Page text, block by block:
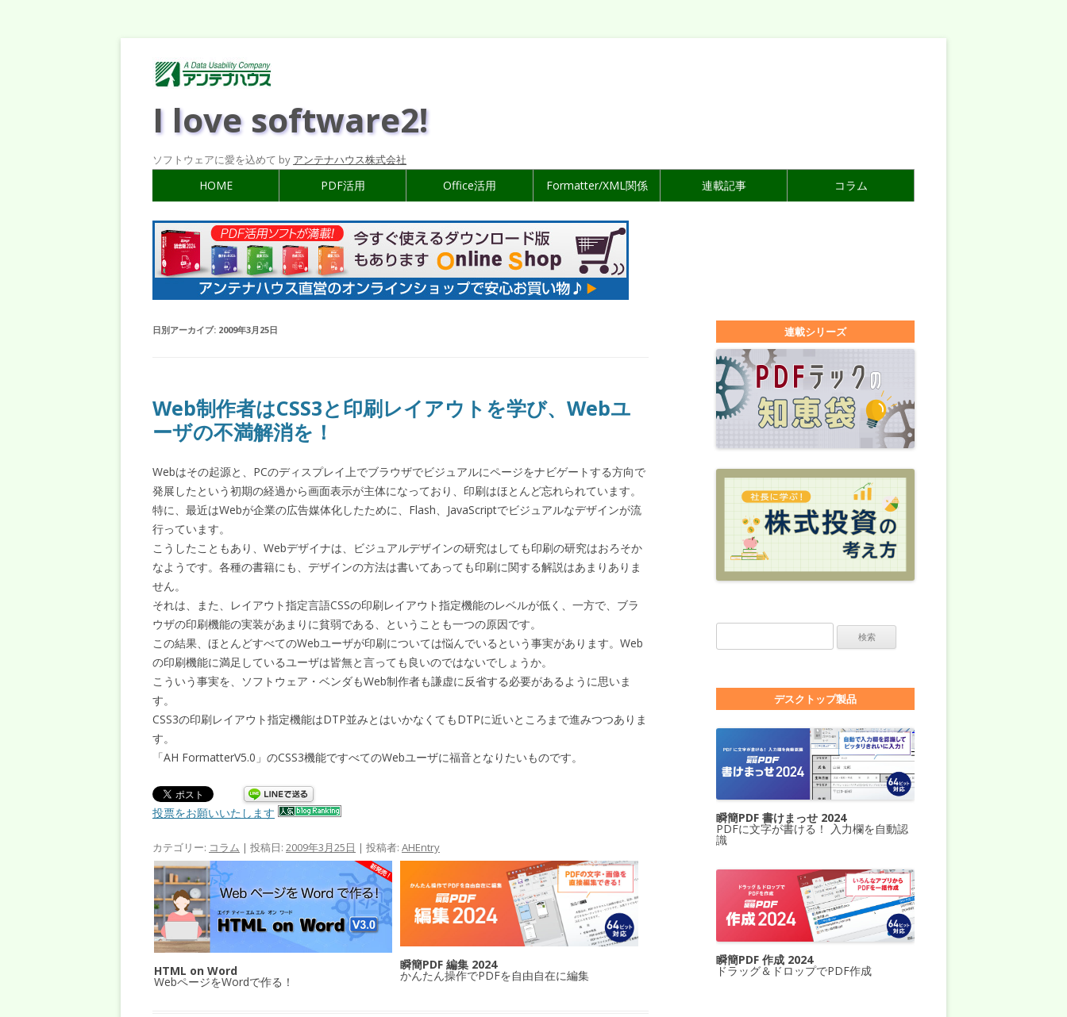
I love software2!
ソフトウェアに愛を込めて by アンテナハウス株式会社
HOME PDF活用 Office活用 Formatter/XML関係 連載記事 コラム
日別アーカイブ: 2009年3月25日
Web制作者はCSS3と印刷レイアウトを学び、Webユ
ーザの不満解消を！
Webはその起源と、PCのディスプレイ上でブラウザでビジュアルにページをナビゲートする方向で
発展したという初期の経過から画面表示が主体になっており、印刷はほとんど忘れられています。
特に、最近はWebが企業の広告媒体化したために、Flash、JavaScriptでビジュアルなデザインが流
行っています。
こうしたこともあり、Webデザイナは、ビジュアルデザインの研究はしても印刷の研究はおろそか
なようです。各種の書籍にも、デザインの方法は書いてあっても印刷に関する解説はあまりありま
せん。
それは、また、レイアウト指定言語CSSの印刷レイアウト指定機能のレベルが低く、一方で、ブラ
ウザの印刷機能の実装があまりに貧弱である、ということも一つの原因です。
この結果、ほとんどすべてのWebユーザが印刷については悩んでいるという事実があります。Web
の印刷機能に満足しているユーザは皆無と言っても良いのではないでしょうか。
こういう事実を、ソフトウェア・ベンダもWeb制作者も謙虚に反省する必要があるように思いま
す。
CSS3の印刷レイアウト指定機能はDTP並みとはいかなくてもDTPに近いところまで進みつつありま
す。
「AH FormatterV5.0」のCSS3機能ですべてのWebユーザに福音となりたいものです。
投票をお願いいたします
カテゴリー: コラム | 投稿日: 2009年3月25日 | 投稿者: AHEntry
HTML on Word
WebページをWordで作る！
瞬簡PDF 編集 2024
かんたん操作でPDFを自由自在に編集
連載シリーズ
デスクトップ製品
瞬簡PDF 書けまっせ 2024
PDFに文字が書ける！ 入力欄を自動認
識
瞬簡PDF 作成 2024
ドラッグ＆ドロップでPDF作成